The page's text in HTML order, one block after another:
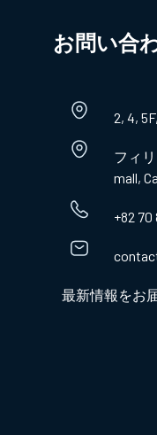
お問い合
2, 4,
フィ
mall,
+82 70
最新情報をお